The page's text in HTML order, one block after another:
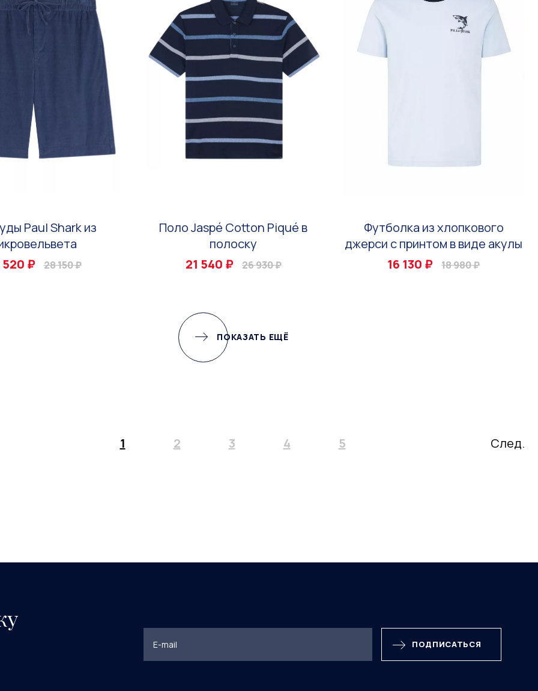
Paul Shark из
520 ₽
28 150 ₽
Поло Jaspé Cotton Piqué в
полоску
21 540 ₽
26 930 ₽
Футболка из хлопкового
джерси с принтом в виде акулы
16 130 ₽
18 980 ₽
ПОКАЗАТЬ ЕЩЁ
1 2 3 4 5 След.
ПОДПИСАТЬСЯ